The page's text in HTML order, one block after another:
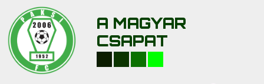
A MAGYAR
CSAPAT